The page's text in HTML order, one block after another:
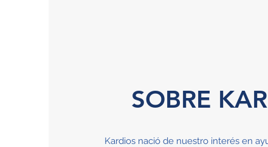
SOBRE
Kardios nació de nuestro interés en